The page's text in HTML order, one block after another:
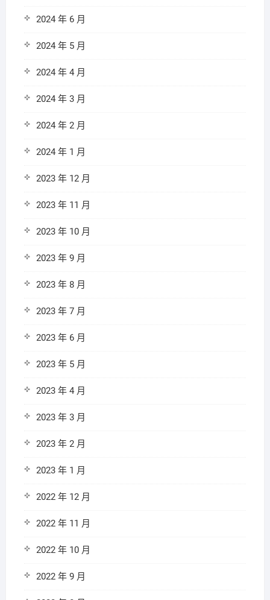
2024 年 6 月
2024 年 5 月
2024 年 4 月
2024 年 3 月
2024 年 2 月
2024 年 1 月
2023 年 12 月
2023 年 11 月
2023 年 10 月
2023 年 9 月
2023 年 8 月
2023 年 7 月
2023 年 6 月
2023 年 5 月
2023 年 4 月
2023 年 3 月
2023 年 2 月
2023 年 1 月
2022 年 12 月
2022 年 11 月
2022 年 10 月
2022 年 9 月